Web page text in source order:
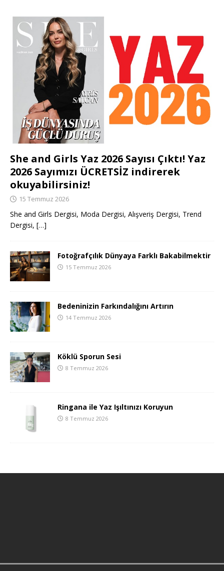
She and Girls Yaz 2026 Sayısı Çıktı! Yaz
2026 Sayımızı ÜCRETSİZ indirerek
okuyabilirsiniz!
15 Temmuz 2026
She and Girls Dergisi, Moda Dergisi, Alışveriş Dergisi, Trend
Dergisi, […]
Fotoğrafçılık Dünyaya Farklı Bakabilmektir
15 Temmuz 2026
Bedeninizin Farkındalığını Artırın
14 Temmuz 2026
Köklü Sporun Sesi
8 Temmuz 2026
Ringana ile Yaz Işıltınızı Koruyun
8 Temmuz 2026